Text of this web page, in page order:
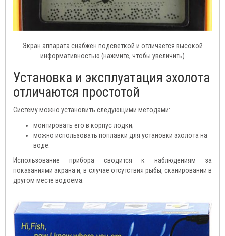
Экран аппарата снабжен подсветкой и отличается высокой
информативностью (нажмите, чтобы увеличить)
Установка и эксплуатация эхолота
отличаются простотой
Систему можно установить следующими методами:
монтировать его в корпус лодки;
можно использовать поплавки для установки эхолота на
воде.
Использование прибора сводится к наблюдениям за
показаниями экрана и, в случае отсутствия рыбы, сканировании в
другом месте водоема.